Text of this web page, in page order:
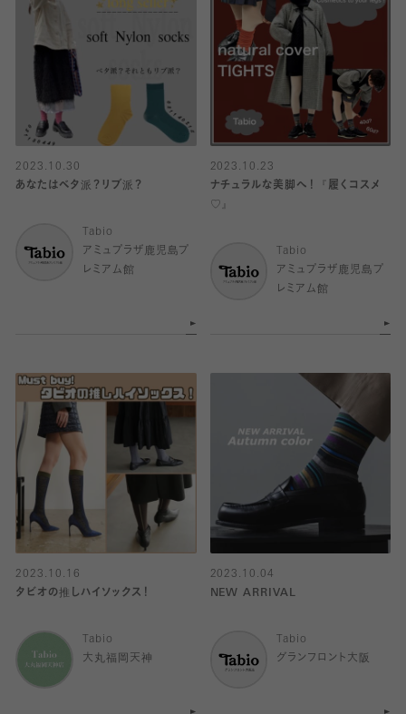
2023.10.30
あなたはベタ派？リブ派？
Tabio
アミュプラザ鹿児島プ
レミアム館
2023.10.23
ナチュラルな美脚へ！『履くコスメ
♡』
Tabio
アミュプラザ鹿児島プ
レミアム館
2023.10.16
タビオの推しハイソックス！
Tabio
大丸福岡天神
2023.10.04
NEW ARRIVAL
Tabio
グランフロント大阪